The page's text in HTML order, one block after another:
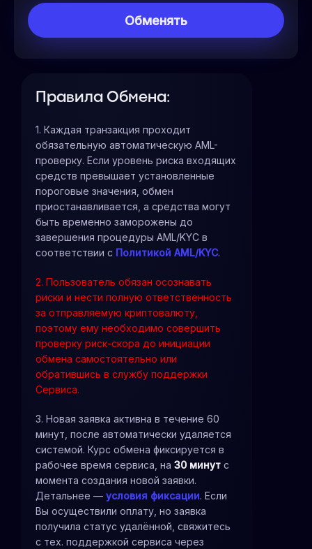
Правила Обмена:
1. Каждая транзакция проходит
обязательную автоматическую AML-
проверку. Если уровень риска входящих
средств превышает установленные
пороговые значения, обмен
приостанавливается, а средства могут
быть временно заморожены до
завершения процедуры AML/KYC в
соответствии с Политикой AML/KYC.
2. Пользователь обязан осознавать
риски и нести полную ответственность
за отправляемую криптовалюту,
поэтому ему необходимо совершить
проверку риск-скора до инициации
обмена самостоятельно или
обратившись в службу поддержки
Сервиса.
3. Новая заявка активна в течение 60
минут, после автоматически удаляется
системой. Курс обмена фиксируется в
рабочее время сервиса, на 30 минут с
момента создания новой заявки.
Детальнее — условия фиксации. Если
Вы осуществили оплату, но заявка
получила статус удалённой, свяжитесь
с тех. поддержкой сервиса через